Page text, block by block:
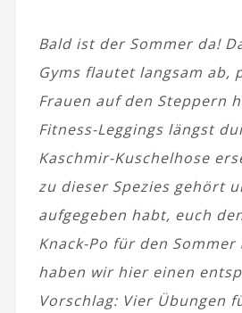
Bald ist der Sommer da!
Gyms flautet langsam ab,
Frauen auf den Steppern
Fitness-Leggings längst
Kaschmir-Kuschelhose
zu dieser Spezies gehört
aufgegeben habt, euch
Knack-Po für den Sommer
haben wir hier einen
Vorschlag: Vier Übungen